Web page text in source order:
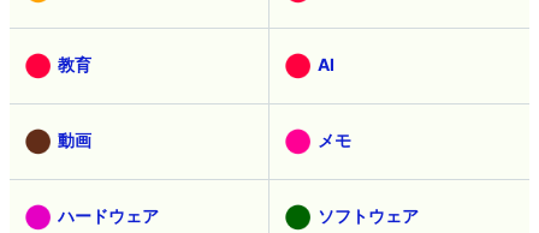
教育 AI
動画 メモ
ハードウェア ソフトウェア